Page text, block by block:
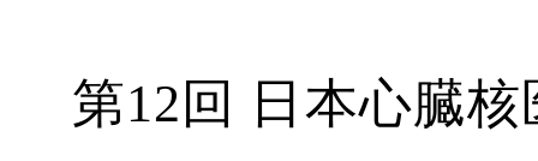
第12回 日本心臓